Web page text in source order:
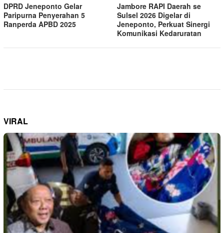
DPRD Jeneponto Gelar
Paripurna Penyerahan 5
Ranperda APBD 2025
Jambore RAPI Daerah se
Sulsel 2026 Digelar di
Jeneponto, Perkuat Sinergi
Komunikasi Kedaruratan
VIRAL